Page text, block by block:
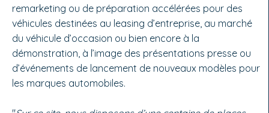
remarketing ou de préparation accélérées pour des
véhicules destinées au leasing d’entreprise, au marché
du véhicule d’occasion ou bien encore à la
démonstration, à l’image des présentations presse ou
d’événements de lancement de nouveaux modèles pour
les marques automobiles.